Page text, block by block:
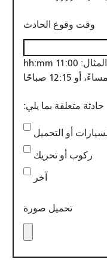
وقت وقوع الحادث
hh:mm صباحًا/مساءً، على سبيل المثال: 11:00
حادثة متعلقة بما يلي:
أو التحميل
ركوب أو تحريك
آخر
تحميل صورة